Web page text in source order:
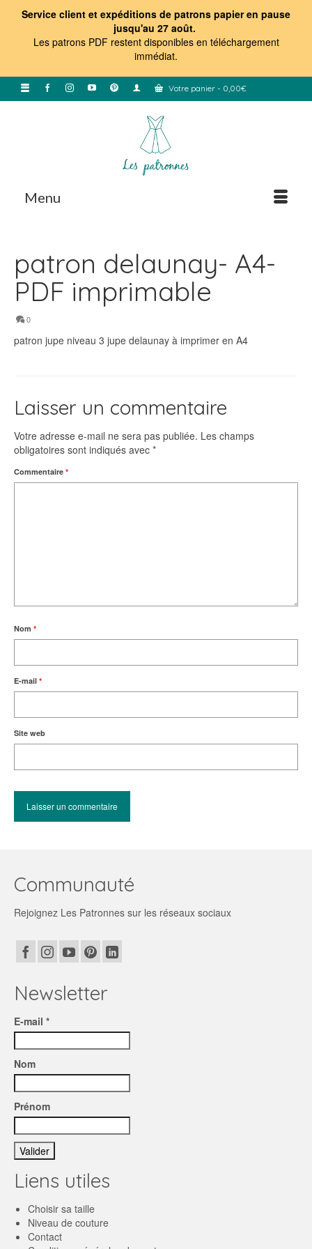
Service client et expéditions de patrons papier en pause
jusqu'au 27 août.
Les patrons PDF restent disponibles en téléchargement
immédiat.
Votre panier - 0,00€
Menu
patron delaunay- A4-
PDF imprimable
0
patron jupe niveau 3 jupe delaunay à imprimer en A4
Laisser un commentaire
Votre adresse e-mail ne sera pas publiée. Les champs
obligatoires sont indiqués avec *
Commentaire *
Nom *
E-mail *
Site web
Communauté
Rejoignez Les Patronnes sur les réseaux sociaux
Newsletter
E-mail *
Nom
Prénom
Liens utiles
Choisir sa taille
Niveau de couture
Contact